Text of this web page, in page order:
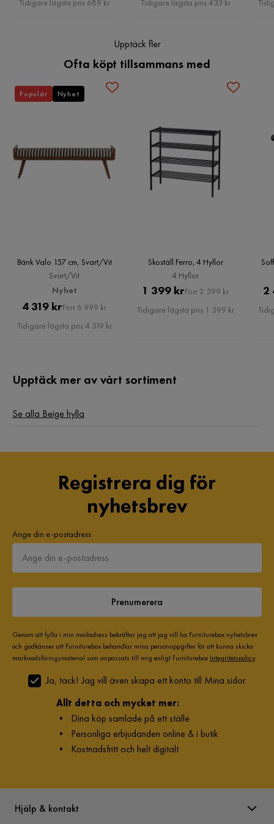
Artikeln levereras styckvis med en minimiorder om ett stycke.
Noam är lätt att hänga med hjälp av hänghål på baksidan.
Tidigare lägsta pris 689 kr Tidigare lägsta pris 433 kr
Upptäck fler
Ofta köpt tillsammans med
Bänk Valo 157 cm, Svart/Vit
Svart/Vit
Nyhet
Pris
4 319 krOriginal
Pris
Förr 6 999 kr
Tidigare lägsta pris 4 319 kr
Populär Nyhet
Skoställ Ferro, 4 Hyllor
4 Hyllor
Pris
1 399 krOriginal
Pris
Förr 2 599 kr
Tidigare lägsta pris 1 399 kr
2
Upptäck mer av vårt sortiment
Se alla Beige hylla
Registrera dig för
nyhetsbrev
Ange din e-postadress
Prenumerera
Genom att fylla i min mailadress bekräftar jag att jag vill ha Furniturebox nyhetsbrev
och godkänner att Furniturebox behandlar mina personuppgifter för att kunna skicka
marknadsföringsmaterial som anpassats till mig enligt Furniturebox Integritetspolicy.
Ja, tack! Jag vill även skapa ett konto till Mina sidor.
Allt detta och mycket mer:
• Dina köp samlade på ett ställe
• Personliga erbjudanden online & i butik
• Kostnadsfritt och helt digitalt
Hjälp & kontakt